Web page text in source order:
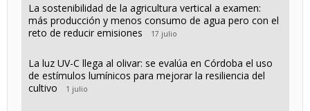
La sostenibilidad de la agricultura vertical a examen:
más producción y menos consumo de agua pero con el
reto de reducir emisiones
17 julio
La luz UV-C llega al olivar: se evalúa en Córdoba el uso
de estímulos lumínicos para mejorar la resiliencia del
cultivo
1 julio